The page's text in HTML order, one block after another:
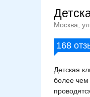
Москва,
168
Детская
более чем